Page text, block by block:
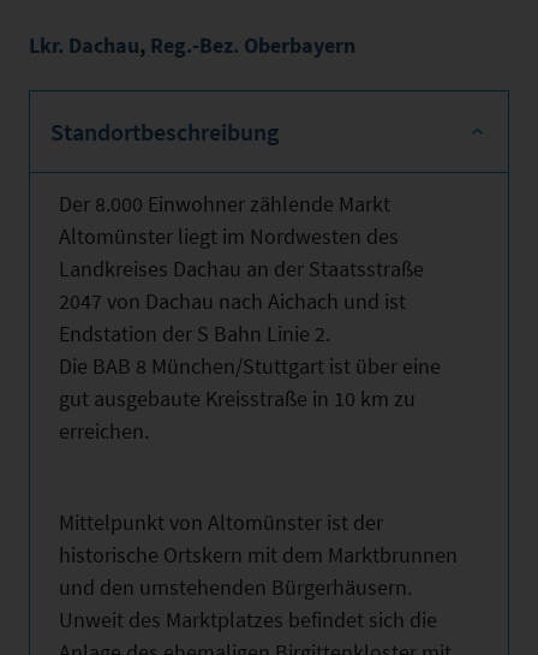
Lkr. Dachau, Reg.-Bez. Oberbayern
Standortbeschreibung
Der 8.000 Einwohner zählende Markt
Altomünster liegt im Nordwesten des
Landkreises Dachau an der Staatsstraße
2047 von Dachau nach Aichach und ist
Endstation der S Bahn Linie 2.
Die BAB 8 München/Stuttgart ist über eine
gut ausgebaute Kreisstraße in 10 km zu
erreichen.
Mittelpunkt von Altomünster ist der
historische Ortskern mit dem Marktbrunnen
und den umstehenden Bürgerhäusern.
Unweit des Marktplatzes befindet sich die